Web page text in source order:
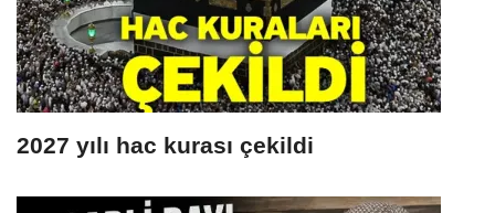
2027 yılı hac kurası çekildi